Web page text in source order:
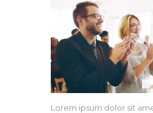
Lorem ipsum dolor sit